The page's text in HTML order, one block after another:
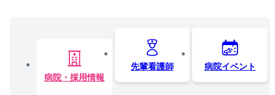
病院・採用情報
先輩看護師 病院イベント